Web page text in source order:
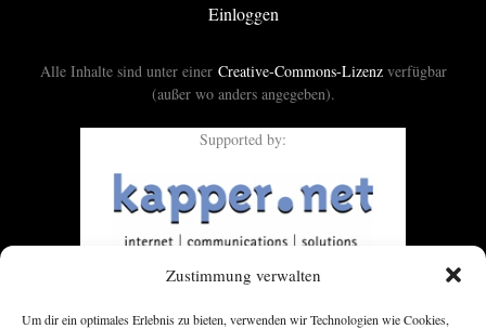
Zustimmung verwalten
Um dir ein optimales Erlebnis zu bieten, verwenden wir Technologien wie Cookies,
Einloggen
Alle Inhalte sind unter einer Creative-Commons-Lizenzverfügbar
(außer wo anders angegeben).
Supported by: